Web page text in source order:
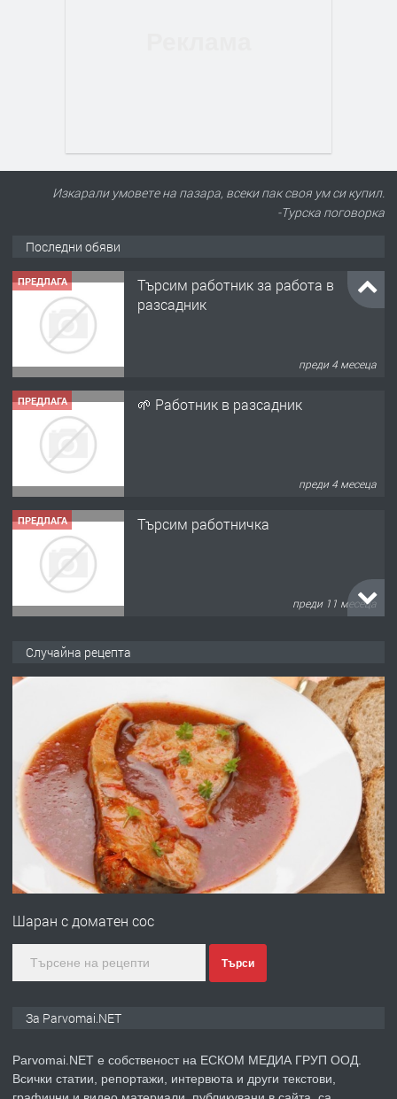
Изкарали умовете на пазара, всеки пак своя ум си купил.
-Турска поговорка
Последни обяви
ПРЕДЛАГА
Търсим работник за работа в
разсадник
преди 4 месеца
ПРЕДЛАГА 🌱 Работник в разсадник
преди 4 месеца
ПРЕДЛАГА Търсим работничка
преди 11 месеца
преди 1 година
ПРЕДЛАГА Работа за общи работници
преди 1 година
ПРЕДЛАГА
Първи поход "По стъпките на Ангел
преди 1 година
Случайна рецепта
Шаран с доматен сос
Търси
За Parvomai.NET
Parvomai.NET е собственост на ЕСКОМ МЕДИА ГРУП ООД.
Всички статии, репортажи, интервюта и други текстови,